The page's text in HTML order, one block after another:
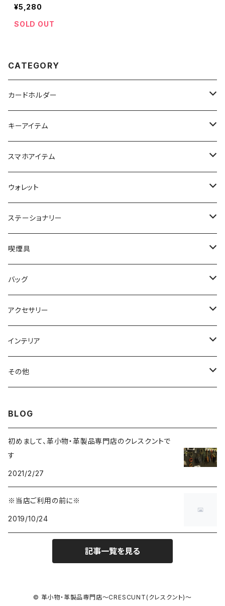
¥5,280
SOLD OUT
CATEGORY
カードホルダー
名刺入れ
キーアイテム
キーケース
キーリング
キーカバー
スマホアイテム
スマホポーチ
ウォレット
ロングウォレット
ミドルウォレット
ハーフウォレット
コインケース
ステーショナリー
システム手帳
ペンケース
喫煙具
シャグポーチ
携帯灰皿
バッグ
ウエストバッグ
アクセサリー
ヘアアクセサリー
ブレスレット
インテリア
リース
その他
BLOG
初めまして、革小物・革製品専門店のクレスクントで
す
2021/2/27
※当店ご利用の前に※
2019/10/24
記事一覧を見る
© 革小物・革製品専門店～CRESCUNT(クレスクント)～